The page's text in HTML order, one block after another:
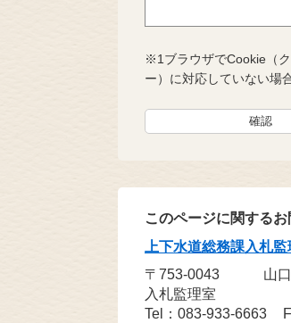
※1ブラウザでCookie（
ー）に対応していない場
このページに関する
上下水道総務課入札
〒753-0043
山
入札監理室
Tel：083-933-6663